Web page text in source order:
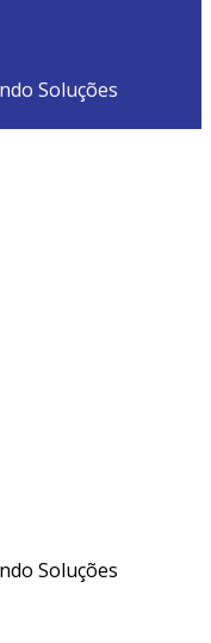
Soluções
Soluções